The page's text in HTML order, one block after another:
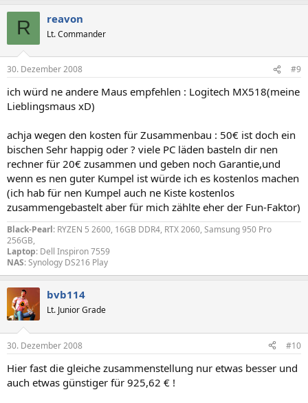
R reavon
Lt. Commander
30. Dezember 2008 #9
ich würd ne andere Maus empfehlen : Logitech MX518(meine
Lieblingsmaus xD)
achja wegen den kosten für Zusammenbau : 50€ ist doch ein
bischen Sehr happig oder ? viele PC läden basteln dir nen
rechner für 20€ zusammen und geben noch Garantie,und
wenn es nen guter Kumpel ist würde ich es kostenlos machen
(ich hab für nen Kumpel auch ne Kiste kostenlos
zusammengebastelt aber für mich zählte eher der Fun-Faktor)
Black-Pearl: RYZEN 5 2600, 16GB DDR4, RTX 2060, Samsung 950 Pro
256GB,
Laptop: Dell Inspiron 7559
NAS: Synology DS216 Play
bvb114
Lt. Junior Grade
30. Dezember 2008 #10
Hier fast die gleiche zusammenstellung nur etwas besser und
auch etwas günstiger für 925,62 € !